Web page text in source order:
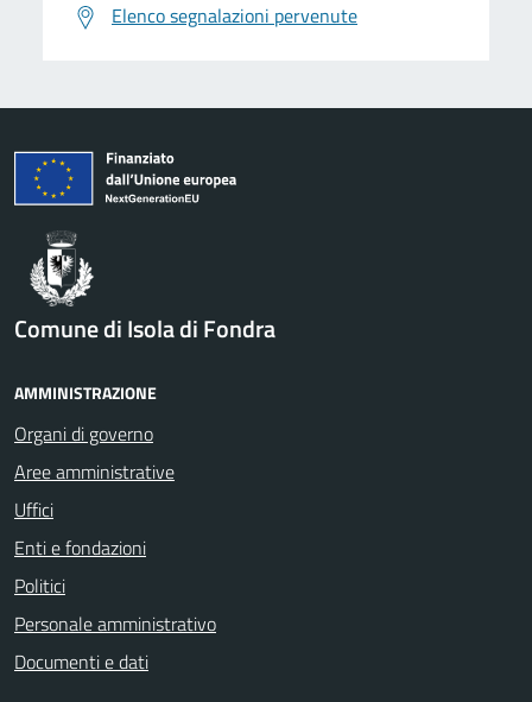
Elenco segnalazioni pervenute
Comune di Isola di Fondra
AMMINISTRAZIONE
Organi di governo
Aree amministrative
Uffici
Enti e fondazioni
Politici
Personale amministrativo
Documenti e dati